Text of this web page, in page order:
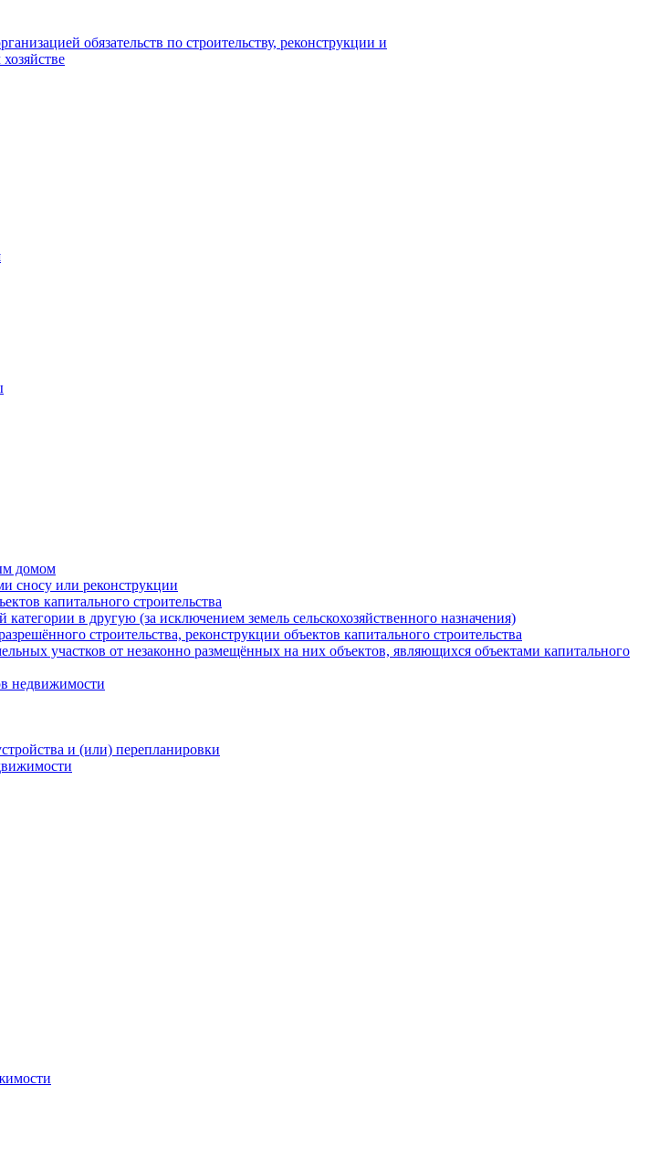
обязательств по строительству, реконструкции и
домом
сносу или реконструкции
капитального строительства
в другую (за исключением земель сельскохозяйственного назначения)
строительства, реконструкции объектов капитального строительства
участков от незаконно размещённых на них объектов, являющихся объектами капитального
недвижимости
и (или) перепланировки